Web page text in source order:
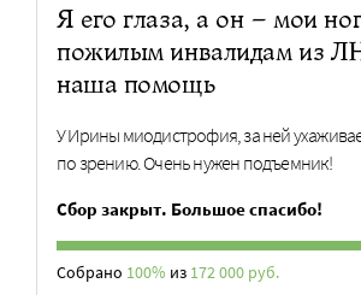
Я его глаза, а он – мои
пожилым инвалидам из
наша помощь
У Ирины миодистрофия, за ней
по зрению. Очень нужен подъемник!
Сбор закрыт. Большое спасибо!
Собрано 100% из 172 000 руб.